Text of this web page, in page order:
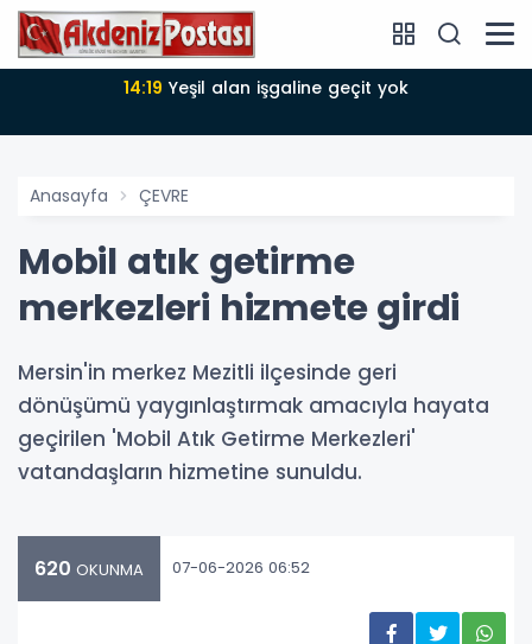
14:18Büyükşehir Belediyesi sürdürülebilir kalkınmada
Anasayfa ÇEVRE
Mobil atık getirme
merkezleri hizmete girdi
Mersin'in merkez Mezitli ilçesinde geri
dönüşümü yaygınlaştırmak amacıyla hayata
geçirilen 'Mobil Atık Getirme Merkezleri'
vatandaşların hizmetine sunuldu.
620 OKUNMA 07-06-2026 06:52